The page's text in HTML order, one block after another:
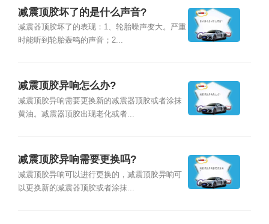
减震顶胶坏了的是什么声音?
减震器顶胶坏了的表现：1、轮胎噪声变大。严重
时能听到轮胎轰鸣的声音；2...
减震顶胶异响怎么办?
减震顶胶异响需要更换新的减震器顶胶或者涂抹
黄油。减震器顶胶出现老化或者...
减震顶胶异响需要更换吗?
减震顶胶异响可以进行更换的，减震顶胶异响可
以更换新的减震器顶胶或者涂抹...